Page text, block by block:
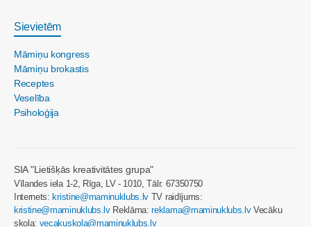
Sievietēm
Māmiņu kongress
Māmiņu brokastis
Receptes
Veselība
Psiholoģija
SIA "Lietišķās kreativitātes grupa"
Vīlandes iela 1-2, Rīga, LV - 1010, Tālr. 67350750
Internets: kristine@maminuklubs.lv TV raidījums:
kristine@maminuklubs.lvReklāma:reklama@maminuklubs.lvVecāku
skola: vecakuskola@maminuklubs.lv